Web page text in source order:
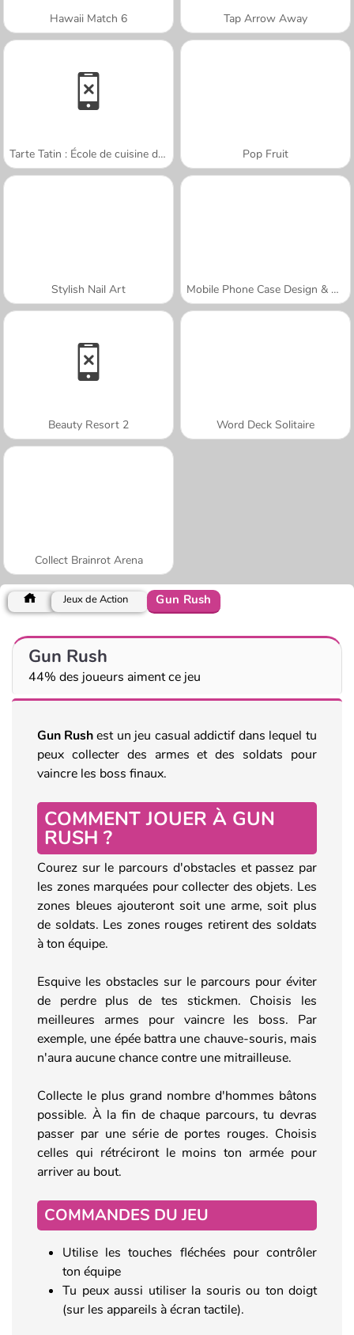
Hawaii Match 6 Tap Arrow Away
Tarte Tatin : École de cuisine de Sara Pop Fruit
Stylish Nail Art Mobile Phone Case Design & DIY
Beauty Resort 2 Word Deck Solitaire
Collect Brainrot Arena
Jeux de Action Gun Rush
Gun Rush
44% des joueurs aiment ce jeu
Gun Rushest un jeu casual addictif dans lequel tu
peux collecter des armes et des soldats pour
vaincre les boss finaux.
COMMENT JOUER À GUN
RUSH ?
Courez sur le parcours d'obstacles et passez par
les zones marquées pour collecter des objets. Les
zones bleues ajouteront soit une arme, soit plus
de soldats. Les zones rouges retirent des soldats
à ton équipe.
Esquive les obstacles sur le parcours pour éviter
de perdre plus de tes stickmen. Choisis les
meilleures armes pour vaincre les boss. Par
exemple, une épée battra une chauve-souris, mais
n'aura aucune chance contre une mitrailleuse.
Collecte le plus grand nombre d'hommes bâtons
possible. À la fin de chaque parcours, tu devras
passer par une série de portes rouges. Choisis
celles qui rétréciront le moins ton armée pour
arriver au bout.
COMMANDES DU JEU
Utilise les touches fléchées pour contrôler
ton équipe
Tu peux aussi utiliser la souris ou ton doigt
(sur les appareils à écran tactile).